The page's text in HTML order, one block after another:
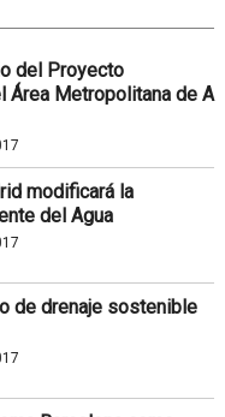
del Proyecto
Área Metropolitana de A
modificará la
del Agua
de drenaje sostenible